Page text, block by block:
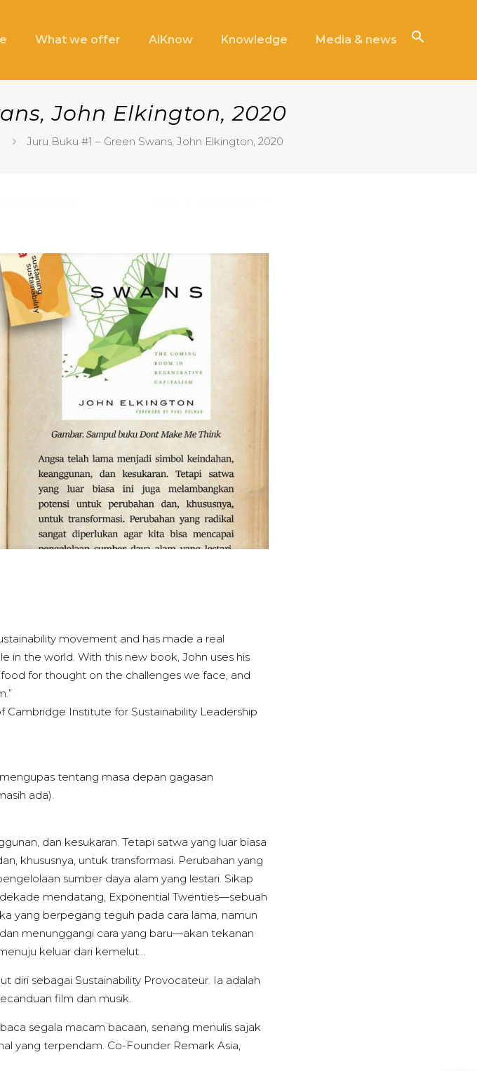
What we offer AiKnow Knowledge Media & news
John Elkington, 2020
Juru Buku #1 – Green Swans, John Elkington, 2020
movement and has made a real
in the world. With this new book, John uses his
for thought on the challenges we face, and
Institute for Sustainability Leadership
tentang masa depan gagasan
ada).
dan kesukaran. Tetapi satwa yang luar biasa
khususnya, untuk transformasi. Perubahan yang
sumber daya alam yang lestari. Sikap
mendatang, Exponential Twenties—sebuah
yang berpegang teguh pada cara lama, namun
menunggangi cara yang baru—akan tekanan
keluar dari kemelut…
diri sebagai Sustainability Provocateur. Ia adalah
film dan musik.
segala macam bacaan, senang menulis sajak
yang terpendam. Co-Founder Remark Asia,